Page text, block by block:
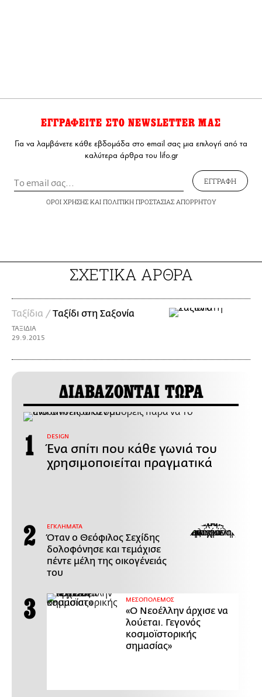
ΕΓΓΡΑΦΕΙΤΕ ΣΤΟ NEWSLETTER ΜΑΣ
Για να λαμβάνετε κάθε εβδομάδα στο email σας μια επιλογή από τα
καλύτερα άρθρα του lifo.gr
ΕΓΓΡΑΦΗ
ΟΡΟΙ ΧΡΗΣΗΣΚΑΙ ΠΟΛΙΤΙΚΗ ΠΡΟΣΤΑΣΙΑΣ ΑΠΟΡΡΗΤΟΥ
ΣΧΕΤΙΚΑ ΑΡΘΡΑ
Ταξίδια /Tαξίδι στη Σαξονία
ΤΑΞΙΔΙΑ
29.9.2015
ΔΙΑΒΑΖΟΝΤΑΙ ΤΩΡΑ
DESIGN
Ένα σπίτι που κάθε γωνιά του
χρησιμοποιείται πραγματικά
ΕΓΚΛΗΜΑΤΑ
Όταν ο Θεόφιλος Σεχίδης
δολοφόνησε και τεμάχισε
πέντε μέλη της οικογένειάς
του
ΜΕΣΟΠΟΛΕΜΟΣ
«Ο Νεοέλλην άρχισε να
λούεται. Γεγονός
κοσμοϊστορικής
σημασίας»